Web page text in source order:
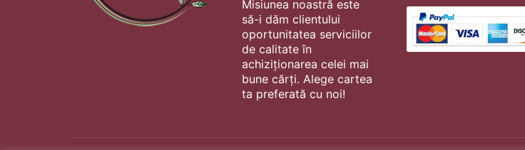
Misiunea noastră este
să-i dăm clientului
oportunitatea serviciilor
de calitate în
achiziționarea celei mai
bune cărți. Alege cartea
ta preferată cu noi!